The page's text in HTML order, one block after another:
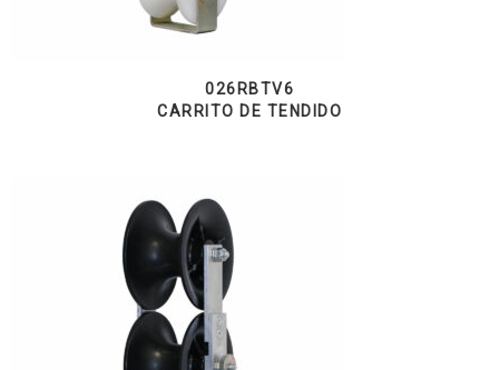
026RBTV6
CARRITO DE TENDIDO